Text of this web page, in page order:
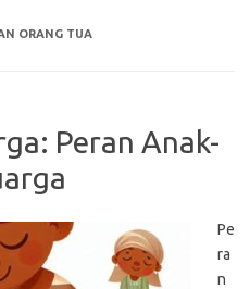
ORANG TUA
Peran Anak-
Pe
ra
n